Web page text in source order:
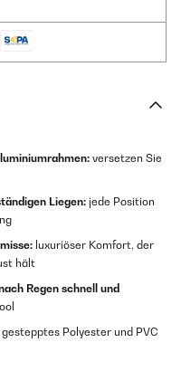
versetzen Sie
Liegen: jede Position
luxuriöser Komfort, der
hält
Regen schnell und
gestepptes Polyester und PVC